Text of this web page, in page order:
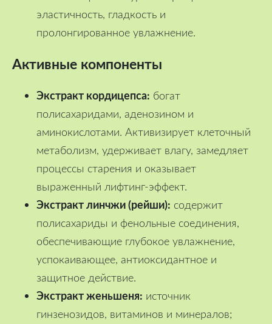
эластичность, гладкость и
пролонгированное увлажнение.
Активные компоненты
Экстракт кордицепса: богат
полисахаридами, аденозином и
аминокислотами. Активизирует клеточный
метаболизм, удерживает влагу, замедляет
процессы старения и оказывает
выраженный лифтинг-эффект.
Экстракт линчжи (рейши): содержит
полисахариды и фенольные соединения,
обеспечивающие глубокое увлажнение,
успокаивающее, антиоксидантное и
защитное действие.
Экстракт женьшеня: источник
гинзенозидов, витаминов и минералов;